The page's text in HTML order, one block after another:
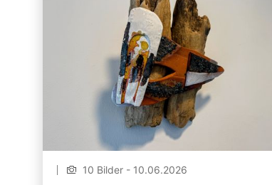
10 Bilder - 10.06.2026